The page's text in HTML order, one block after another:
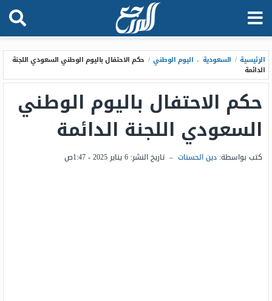
الرئيسية / السعودية ، اليوم الوطني / حكم الاحتفال باليوم الوطني السعودي اللجنة
الدائمة
حكم الاحتفال باليوم الوطني
السعودي اللجنة الدائمة
كتب بواسطة: دين الحسنات – تاريخ النشر: 6 يناير 2025 - 1:47ص